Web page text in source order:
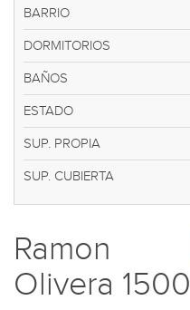
BARRIO
DORMITORIOS
BAÑOS
ESTADO
SUP. PROPIA
SUP. CUBIERTA
Ramon
Olivera 1500